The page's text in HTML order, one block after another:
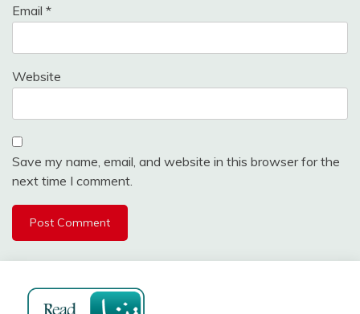
Email *
Website
Save my name, email, and website in this browser for the
next time I comment.